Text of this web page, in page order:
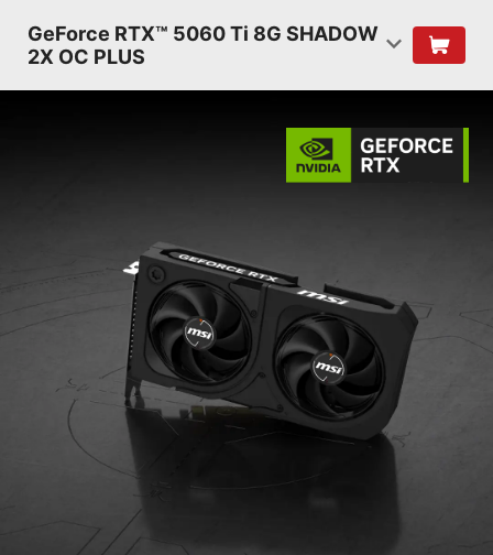
GeForce RTX™ 5060 Ti 8G SHADOW
2X OC PLUS